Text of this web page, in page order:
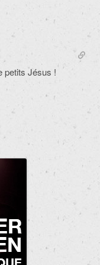
petits Jésus !